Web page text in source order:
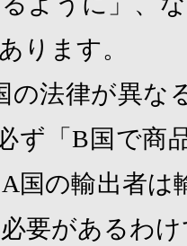
ります。
の法律が異な
ず「B国で商
A国の輸出者は
要があるわ